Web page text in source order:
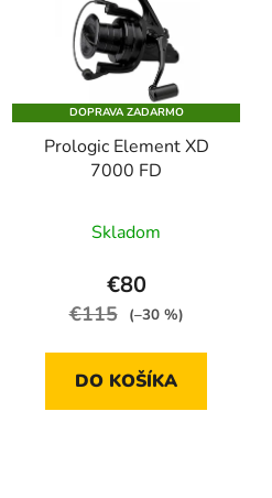
u
k
p
r
DOPRAVA ZADARMO
Prologic Element XD
7000 FD
hodnotenie
produktu
je
5
Skladom
€80
€115 (–30 %)
DO KOŠÍKA